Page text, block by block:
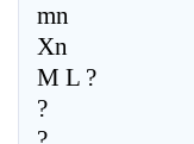
mn
Xn
M L ?
?